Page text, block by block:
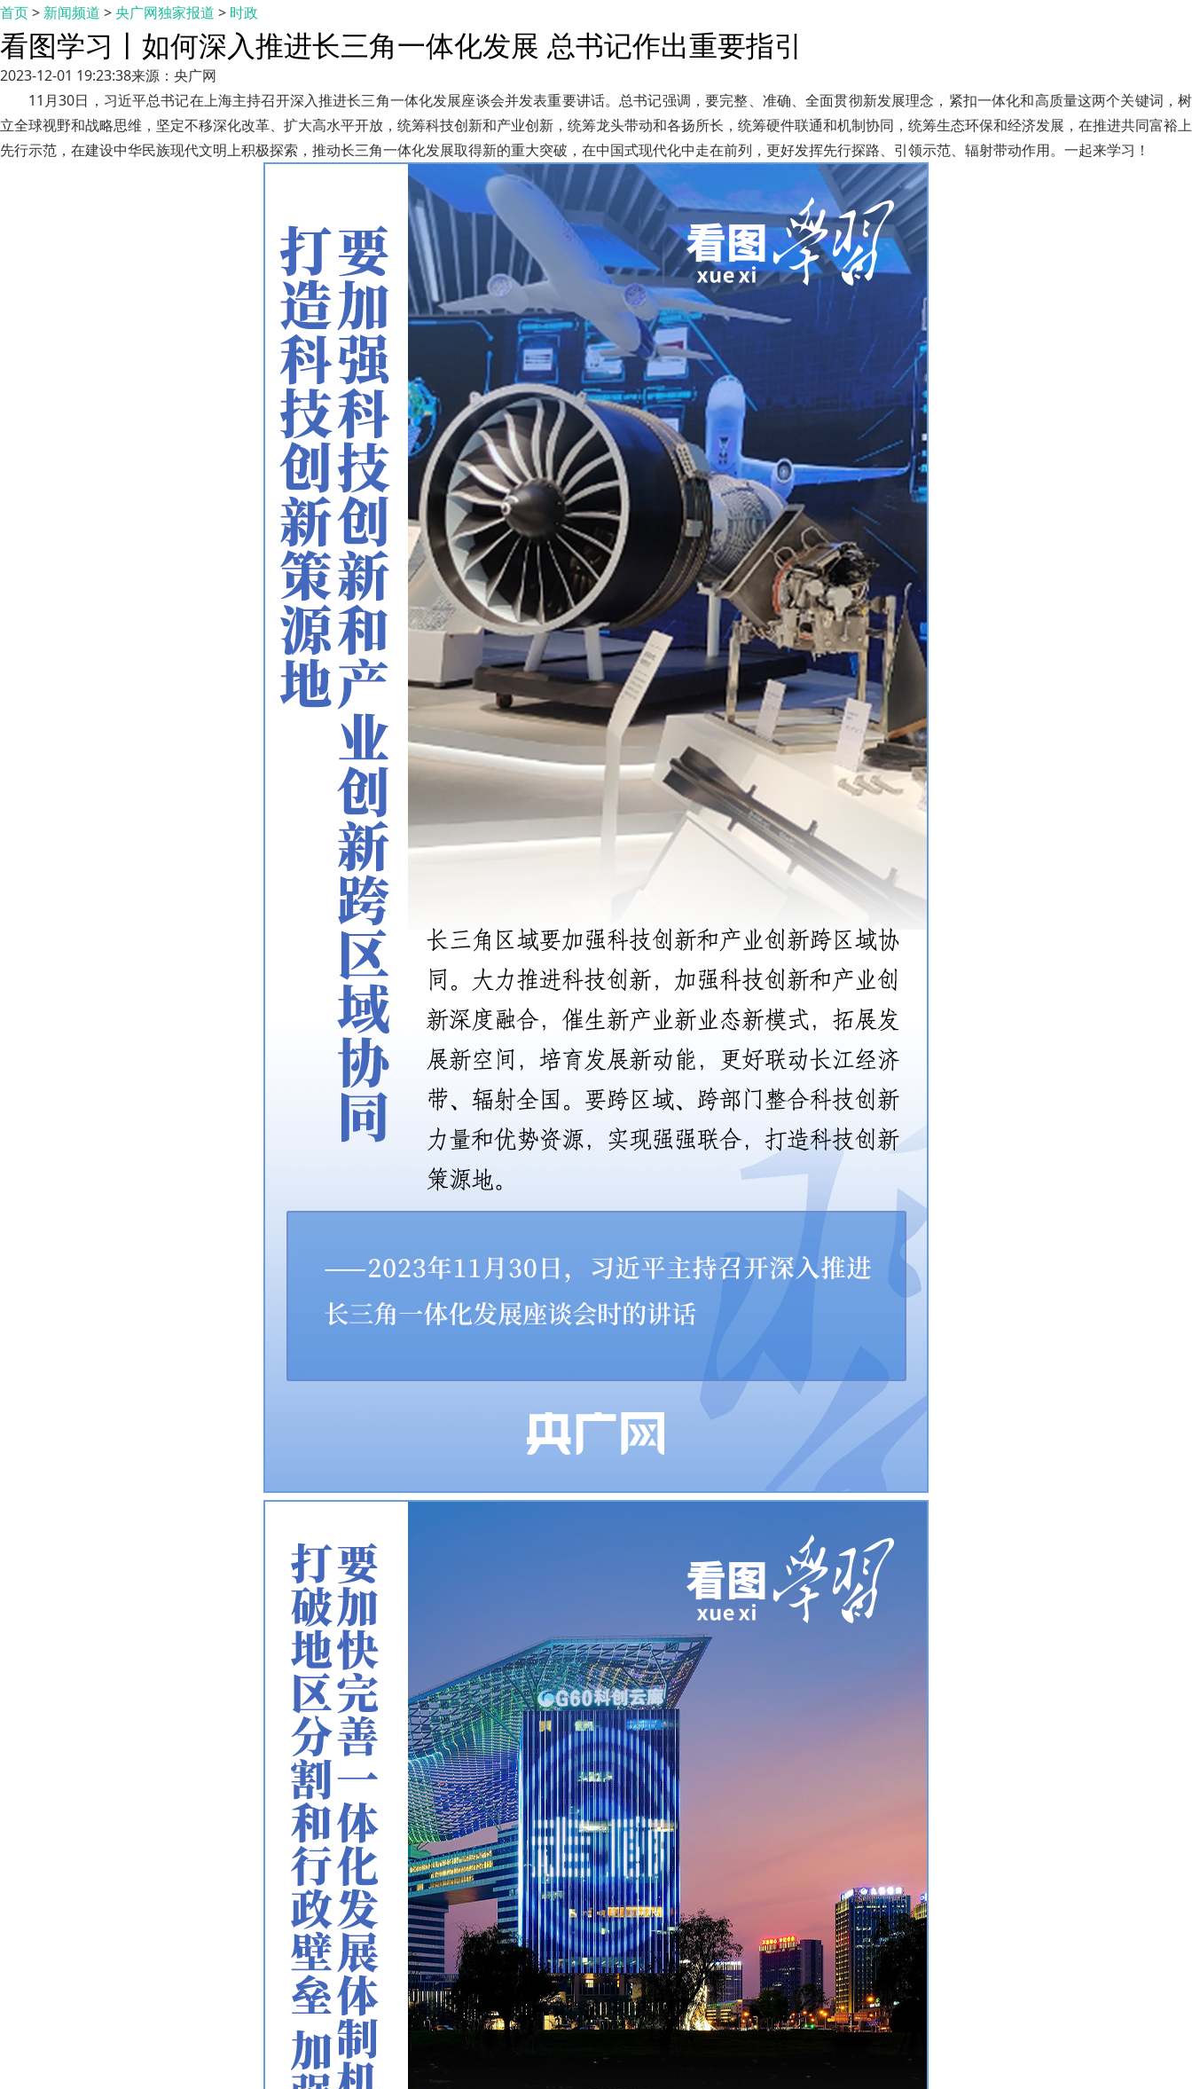
首页> 新闻频道 >央广网独家报道 > 时政
看图学习丨如何深入推进长三角一体化发展 总书记作出重要指引
2023-12-01 19:23:38来源：央广网
11月30日，习近平总书记在上海主持召开深入推进长三角一体化发展座谈会并发表重要讲话。总书记强调，要完整、准确、全面贯彻新发展理念，紧扣一体化和高质量这两个关键词，树
立全球视野和战略思维，坚定不移深化改革、扩大高水平开放，统筹科技创新和产业创新，统筹龙头带动和各扬所长，统筹硬件联通和机制协同，统筹生态环保和经济发展，在推进共同富裕上
先行示范，在建设中华民族现代文明上积极探索，推动长三角一体化发展取得新的重大突破，在中国式现代化中走在前列，更好发挥先行探路、引领示范、辐射带动作用。一起来学习！